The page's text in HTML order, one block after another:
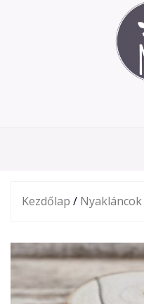
Kezdőlap / Nyakláncok